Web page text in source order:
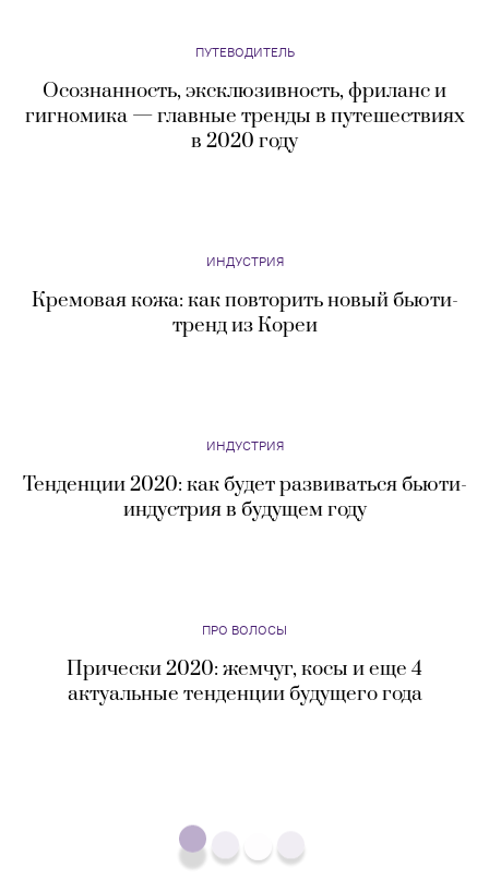
ПУТЕВОДИТЕЛЬ
Осознанность, эксклюзивность, фриланс и
гигномика — главные тренды в путешествиях
в 2020 году
ИНДУСТРИЯ
Кремовая кожа: как повторить новый бьюти-
тренд из Кореи
ИНДУСТРИЯ
Тенденции 2020: как будет развиваться бьюти-
индустрия в будущем году
ПРО ВОЛОСЫ
Прически 2020: жемчуг, косы и еще 4
актуальные тенденции будущего года